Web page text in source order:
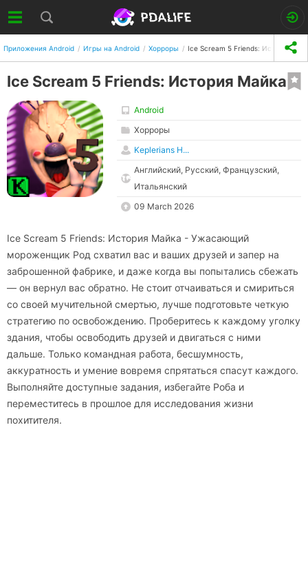
Приложения Android Игры на Android Хорроры Ice Scream 5 Friends: История
Ice Scream 5 Friends: История Майка
Android
Хорроры
Keplerians H...
Английский, Русский, Французский,
Итальянский
09 March 2026
Ice Scream 5 Friends: История Майка - Ужасающий
мороженщик Род схватил вас и ваших друзей и запер на
заброшенной фабрике, и даже когда вы попытались сбежать
— он вернул вас обратно. Не стоит отчаиваться и смириться
со своей мучительной смертью, лучше подготовьте четкую
стратегию по освобождению. Проберитесь к каждому уголку
здания, чтобы освободить друзей и двигаться с ними
дальше. Только командная работа, бесшумность,
аккуратность и умение вовремя спрятаться спасут каждого.
Выполняйте доступные задания, избегайте Роба и
переместитесь в прошлое для исследования жизни
похитителя.